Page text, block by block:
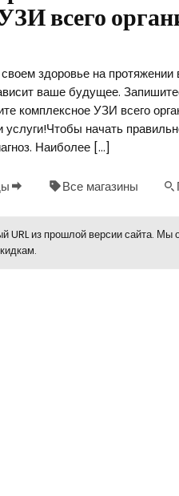
всего
здоровье на протяжении
ваше будущее.
комплексное УЗИ всего
услуги!Чтобы начать
Наиболее […]
Все магазины
URL из прошлой версии сайта. Мы